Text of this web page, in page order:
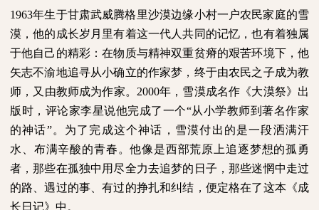
1963年生于甘肃武威腾格里沙漠边缘小村一户农民家庭的雪
漠，他的成长岁月里有着这一代人共同的记忆，也有着独属
于他自己的精彩：在物质与精神双重贫瘠的艰苦环境下，他
矢志不渝地追寻从小确立的作家梦，终于由农民之子成为教
师，又由教师成为作家。 2000年，雪漠成名作《大漠祭》出
版时，评论家李星说他完成了一个“从小学教师到著名作家
的神话”。为了完成这个神话，雪漠付出的是一段洒满汗
水、布满辛酸的青春。他像是西部荒原上追逐梦想的孤勇
者，那些在孤独中用尽全力去追梦的日子，那些迷惘中走过
的路、遇过的事、有过的挣扎和纠结，便定格在了这本《成
长日记》中。